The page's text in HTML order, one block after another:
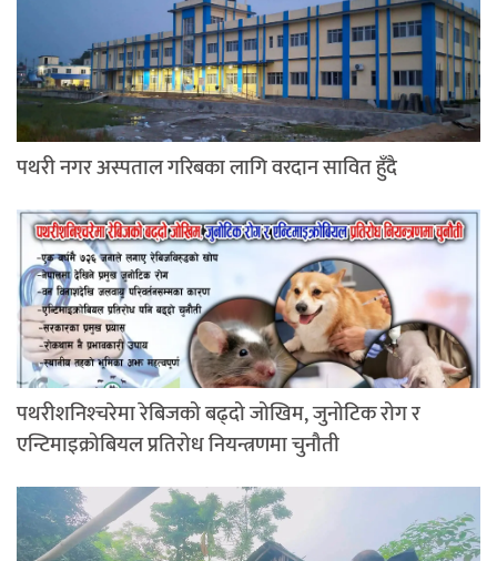
पथरी नगर अस्पताल गरिबका लागि वरदान सावित हुँदै
पथरीशनिश्‍चरेमा रेबिजको बढ्दो जोखिम, जुनोटिक रोग र
एन्टिमाइक्रोबियल प्रतिरोध नियन्त्रणमा चुनौती